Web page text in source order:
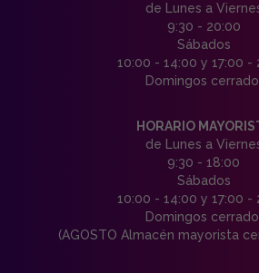
de Lunes a
9:30 - 20:00
Sábados
10:00 - 14:00 y 17:00 -
Domingos cerrado.
HORARIO
de Lunes a
9:30 - 18:00
Sábados
10:00 - 14:00 y 17:00 -
Domingos cerrado.
(AGOSTO Almacén mayorista